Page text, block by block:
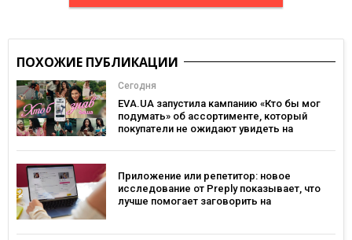
ПОХОЖИЕ ПУБЛИКАЦИИ
Сегодня
EVA.UA запустила кампанию «Кто бы мог
подумать» об ассортименте, который
покупатели не ожидают увидеть на
Приложение или репетитор: новое
исследование от Preply показывает, что
лучше помогает заговорить на